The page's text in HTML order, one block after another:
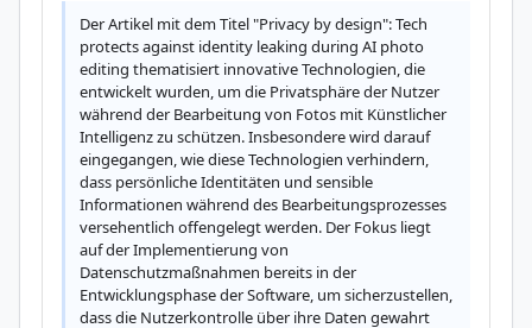
Der Artikel mit dem Titel "Privacy by design": Tech
protects against identity leaking during AI photo
editing thematisiert innovative Technologien, die
entwickelt wurden, um die Privatsphäre der Nutzer
während der Bearbeitung von Fotos mit Künstlicher
Intelligenz zu schützen. Insbesondere wird darauf
eingegangen, wie diese Technologien verhindern,
dass persönliche Identitäten und sensible
Informationen während des Bearbeitungsprozesses
versehentlich offengelegt werden. Der Fokus liegt
auf der Implementierung von
Datenschutzmaßnahmen bereits in der
Entwicklungsphase der Software, um sicherzustellen,
dass die Nutzerkontrolle über ihre Daten gewahrt